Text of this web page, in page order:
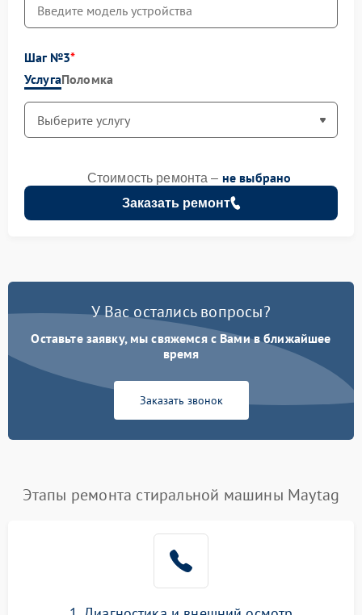
Шаг №3
УслугаПоломка
Заказать ремонт
Стоимость ремонта – не выбрано
У Вас остались вопросы?
Оставьте заявку, мы свяжемся с Вами в ближайшее
время
Заказать звонок
Этапы ремонта стиральной машины Maytag